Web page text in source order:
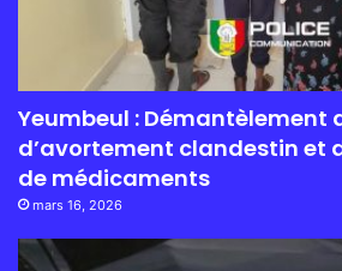
Yeumbeul : Démantèlement
d’avortement clandestin et
de médicaments
mars 16, 2026